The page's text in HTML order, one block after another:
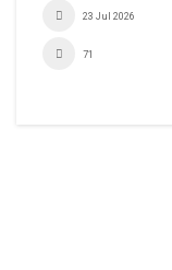
23 Jul 2026
71